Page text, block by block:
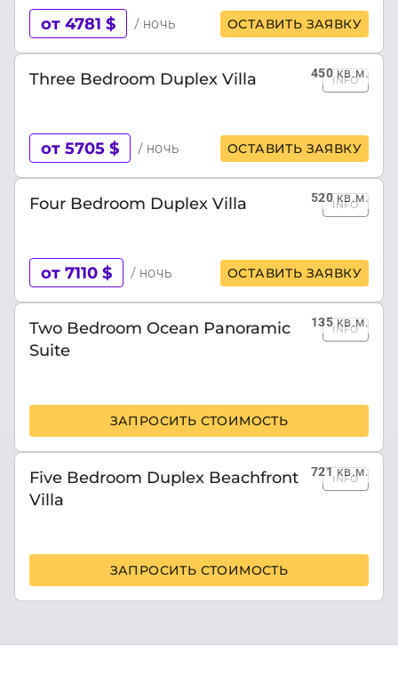
от 4781 $ / ночь ОСТАВИТЬ ЗАЯВКУ
450кв.м.
Three Bedroom Duplex Villa INFO
от 5705 $ / ночь ОСТАВИТЬ ЗАЯВКУ
520кв.м.
Four Bedroom Duplex Villa INFO
от 7110 $ / ночь ОСТАВИТЬ ЗАЯВКУ
135кв.м.
Two Bedroom Ocean Panoramic
Suite
INFO
ЗАПРОСИТЬ СТОИМОСТЬ
721кв.м.
Five Bedroom Duplex Beachfront
Villa
INFO
ЗАПРОСИТЬ СТОИМОСТЬ